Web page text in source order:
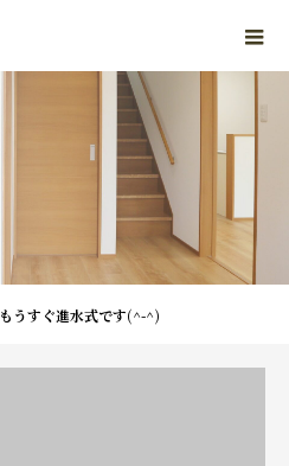
もうすぐ進水式です(^-^)